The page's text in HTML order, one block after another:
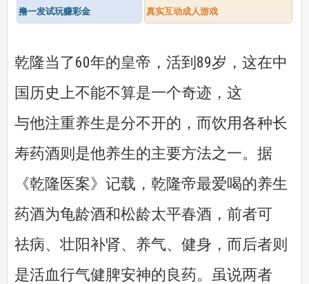
撸一发试玩赚彩金 真实互动成人游戏
乾隆当了60年的皇帝，活到89岁，这在中
国历史上不能不算是一个奇迹，这
与他注重养生是分不开的，而饮用各种长
寿药酒则是他养生的主要方法之一。据
《乾隆医案》记载，乾隆帝最爱喝的养生
药酒为龟龄酒和松龄太平春酒，前者可
祛病、壮阳补肾、养气、健身，而后者则
是活血行气健脾安神的良药。虽说两者